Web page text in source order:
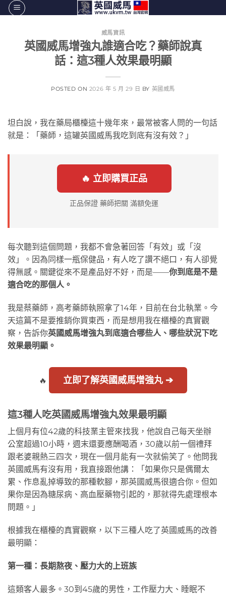
轉
威馬資訊
英國威馬增強丸誰適合吃？藥師說真
話：這3種人效果最明顯
POSTED ON 2026 年 5 月 29 日 BY 英國威馬
坦白說，我在藥局櫃檯這十幾年來，最常被客人問的一句話
就是：「藥師，這罐英國威馬我吃到底有沒有效？」
🔥 立即購買正品
正品保證 藥師把關 滿額免運
每次聽到這個問題，我都不會急著回答「有效」或「沒
效」。因為同樣一瓶保健品，有人吃了讚不絕口，有人卻覺
得無感。關鍵從來不是產品好不好，而是——你到底是不是
適合吃的那個人。
我是蔡藥師，高考藥師執照拿了14年，目前在台北執業。今
天這篇不是要推銷你買東西，而是想用我在櫃檯的真實觀
察，告訴你英國威馬增強丸到底適合哪些人、哪些狀況下吃
效果最明顯。
🔥 立即了解英國威馬增強丸 ➔
這3種人吃英國威馬增強丸效果最明顯
上個月有位42歲的科技業主管來找我，他說自己每天坐辦
公室超過10小時，週末還要應酬喝酒，30歲以前一個禮拜
跟老婆親熱三四次，現在一個月能有一次就偷笑了。他問我
英國威馬有沒有用，我直接跟他講：「如果你只是偶爾太
累、作息亂掉導致的那種軟腳，那英國威馬很適合你。但如
果你是因為糖尿病、高血壓藥物引起的，那就得先處理根本
問題。」
根據我在櫃檯的真實觀察，以下三種人吃了英國威馬的改善
最明顯：
第一種：長期熬夜、壓力大的上班族
這類客人最多。30到45歲的男性，工作壓力大、睡眠不